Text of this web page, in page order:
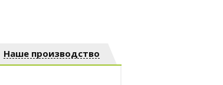
Наше производство